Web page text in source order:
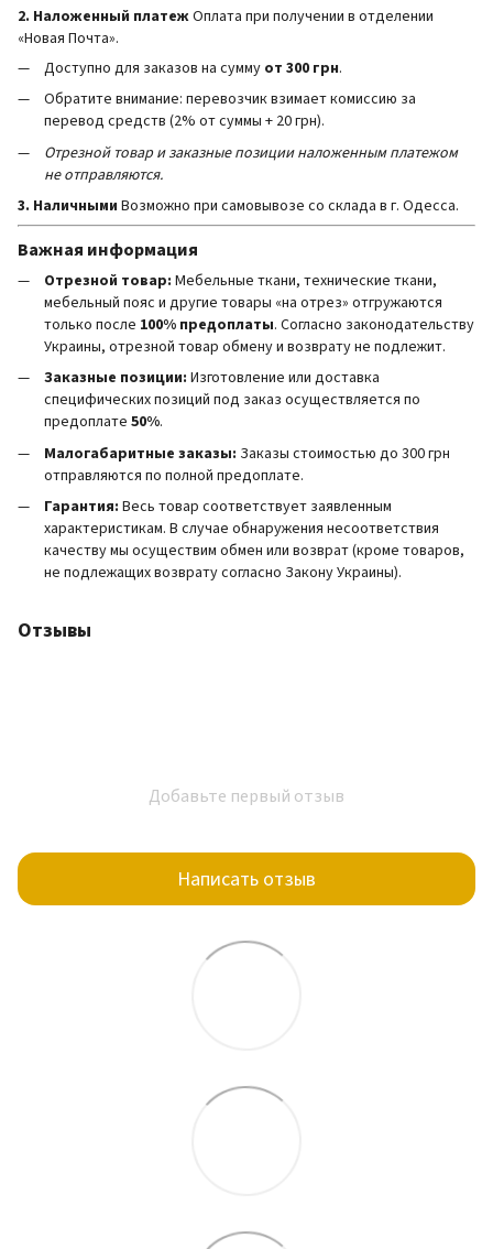
2. Наложенный платежОплата при получении в отделении
«Новая Почта».
Доступно для заказов на сумму от 300 грн.
Обратите внимание: перевозчик взимает комиссию за
перевод средств (2% от суммы + 20 грн).
Отрезной товар и заказные позиции наложенным платежом
не отправляются.
3. Наличными Возможно при самовывозе со склада в г. Одесса.
Важная информация
Отрезной товар: Мебельные ткани, технические ткани,
мебельный пояс и другие товары «на отрез» отгружаются
только после 100% предоплаты. Согласно законодательству
Украины, отрезной товар обмену и возврату не подлежит.
Заказные позиции: Изготовление или доставка
специфических позиций под заказ осуществляется по
предоплате 50%.
Малогабаритные заказы: Заказы стоимостью до 300 грн
отправляются по полной предоплате.
Гарантия: Весь товар соответствует заявленным
характеристикам. В случае обнаружения несоответствия
качеству мы осуществим обмен или возврат (кроме товаров,
не подлежащих возврату согласно Закону Украины).
Отзывы
Добавьте первый отзыв
Написать отзыв